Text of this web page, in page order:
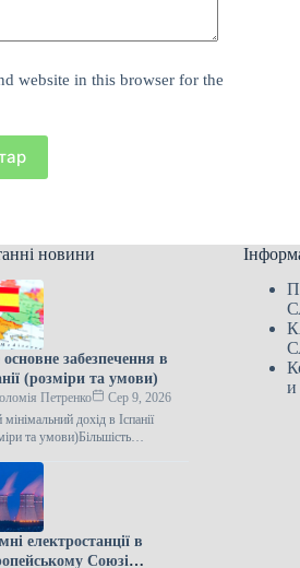
website in this browser for the
новини
забезпечення в
(розміри та умови)
Петренко
Сер 9, 2026
дохід в Іспанії
та умови)Більшість
доходу (Minimum
Schemes). Їхньою метою є…
електростанції в
Союзі
и